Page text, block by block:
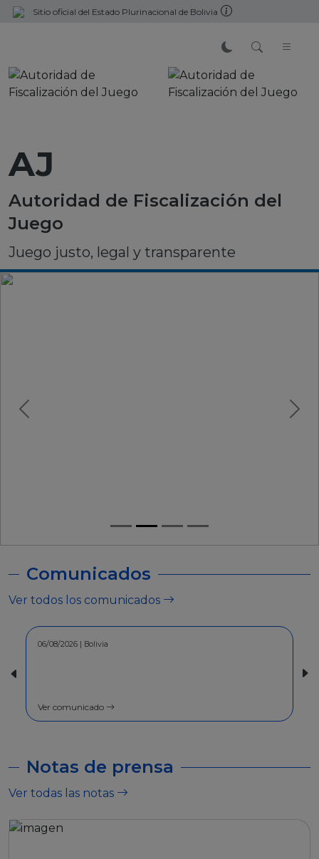
Sitio oficial del Estado Plurinacional de Bolivia
AJ
Autoridad de Fiscalización del
Juego
Juego justo, legal y transparente
Comunicados
Ver todos los comunicados
06/08/2026 | Bolivia
Ver comunicado Ver comunicado
Notas de prensa
Ver todas las notas